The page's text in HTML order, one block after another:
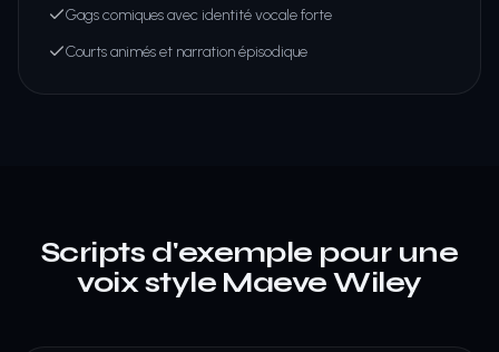
Gags comiques avec identité vocale forte
Courts animés et narration épisodique
Scripts d'exemple pour une
voix style Maeve Wiley